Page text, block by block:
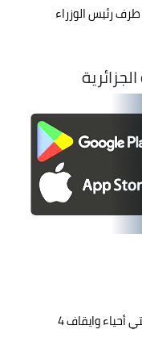
رئيس الوزراء
الوادي: تفكيك عصابتي أحياء وايقاف 4